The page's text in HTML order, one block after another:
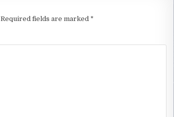
Required fields are marked *